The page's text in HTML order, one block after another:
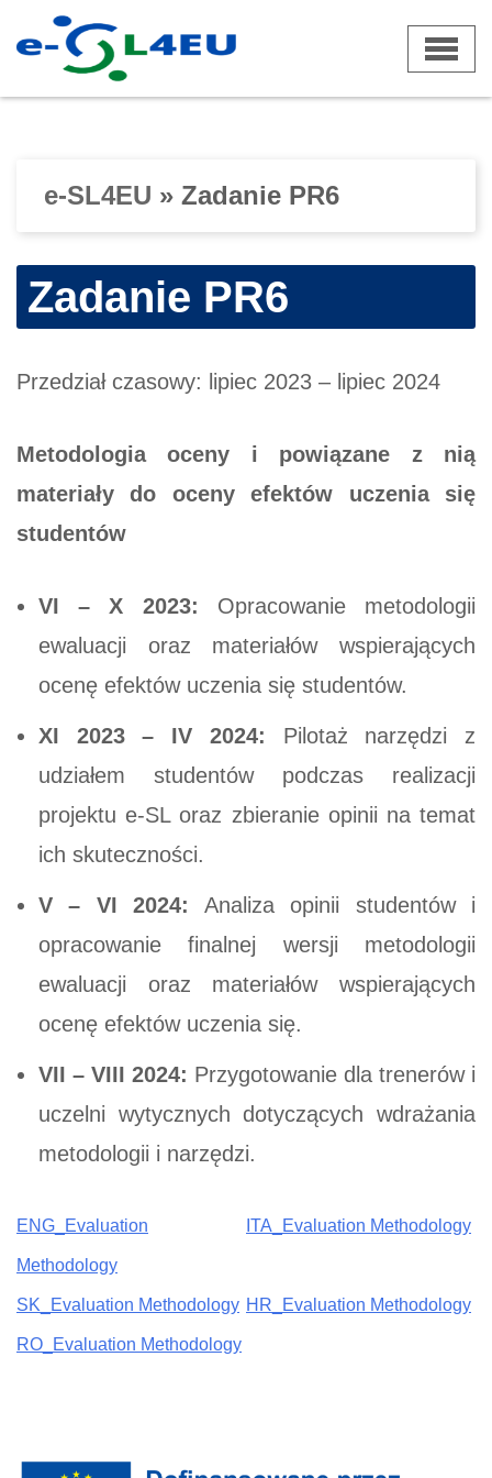
Przejdź
do
e-SL4EU » Zadanie PR6
Zadanie PR6
Przedział czasowy: lipiec 2023 – lipiec 2024
Metodologia oceny i powiązane z nią
materiały do ​​oceny efektów uczenia się
studentów
VI – X 2023: Opracowanie metodologii
ewaluacji oraz materiałów wspierających
ocenę efektów uczenia się studentów.
XI 2023 – IV 2024: Pilotaż narzędzi z
udziałem studentów podczas realizacji
projektu e-SL oraz zbieranie opinii na temat
ich skuteczności.
V – VI 2024: Analiza opinii studentów i
opracowanie finalnej wersji metodologii
ewaluacji oraz materiałów wspierających
ocenę efektów uczenia się.
VII – VIII 2024: Przygotowanie dla trenerów i
uczelni wytycznych dotyczących wdrażania
metodologii i narzędzi.
ENG_Evaluation
Methodology
ITA_Evaluation Methodology
SK_Evaluation Methodology HR_Evaluation Methodology
RO_Evaluation Methodology